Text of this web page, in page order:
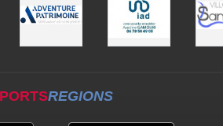
REGIONS